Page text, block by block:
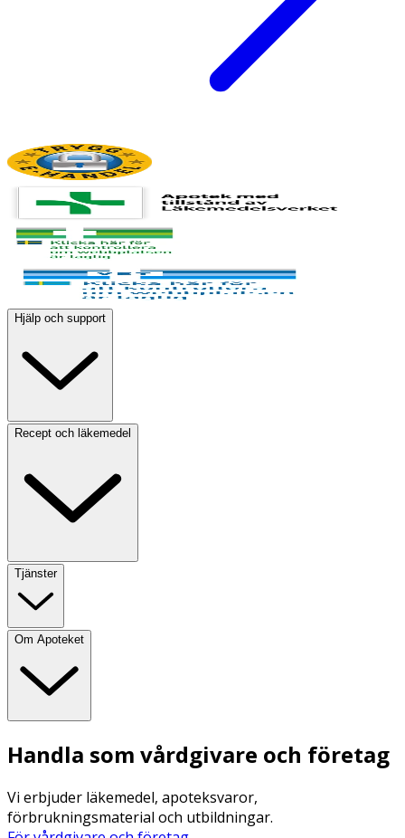
Hjälp och support
Recept och läkemedel
Tjänster
Om Apoteket
Handla som vårdgivare och företag
Vi erbjuder läkemedel, apoteksvaror,
förbrukningsmaterial och utbildningar.